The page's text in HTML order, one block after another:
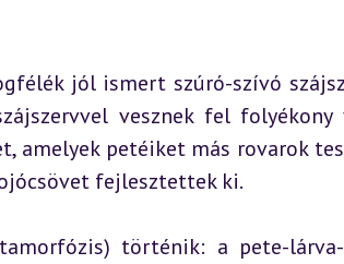
jól ismert szúró-szívó
vesznek fel folyékony
amelyek petéiket más rovarok
fejlesztettek ki.
történik: a pete-